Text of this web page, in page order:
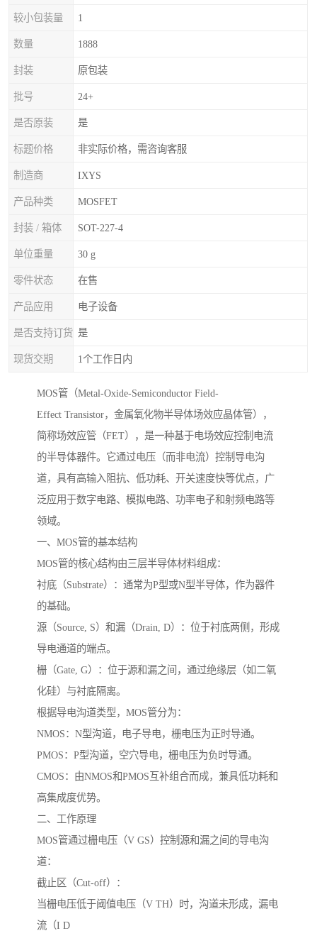
较小包装量 1
数量 1888
封装 原包装
批号 24+
是否原装 是
标题价格 非实际价格，需咨询客服
制造商 IXYS
产品种类 MOSFET
封装 / 箱体 SOT-227-4
单位重量 30 g
零件状态 在售
产品应用 电子设备
是否支持订货 是
现货交期 1个工作日内
MOS管（Metal-Oxide-Semiconductor Field-
Effect Transistor，金属氧化物半导体场效应晶体管），
简称场效应管（FET），是一种基于电场效应控制电流
的半导体器件。它通过电压（而非电流）控制导电沟
道，具有高输入阻抗、低功耗、开关速度快等优点，广
泛应用于数字电路、模拟电路、功率电子和射频电路等
领域。
一、MOS管的基本结构
MOS管的核心结构由三层半导体材料组成：
衬底（Substrate）：通常为P型或N型半导体，作为器件
的基础。
源（Source, S）和漏（Drain, D）：位于衬底两侧，形成
导电通道的端点。
栅（Gate, G）：位于源和漏之间，通过绝缘层（如二氧
化硅）与衬底隔离。
根据导电沟道类型，MOS管分为：
NMOS：N型沟道，电子导电，栅电压为正时导通。
PMOS：P型沟道，空穴导电，栅电压为负时导通。
CMOS：由NMOS和PMOS互补组合而成，兼具低功耗和
高集成度优势。
二、工作原理
MOS管通过栅电压（V GS）控制源和漏之间的导电沟
道：
截止区（Cut-off）：
当栅电压低于阈值电压（V TH）时，沟道未形成，漏电
流（I D